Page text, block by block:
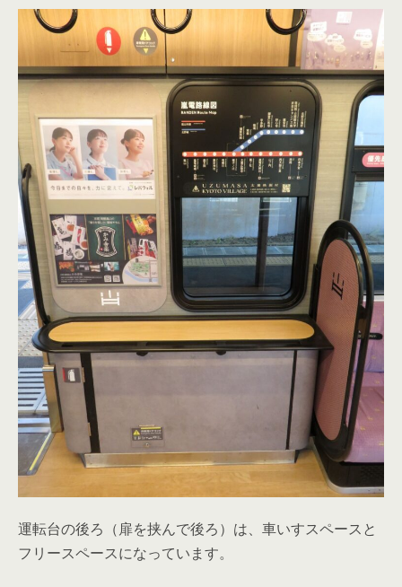
運転台の後ろ（扉を挟んで後ろ）は、車いすスペースと
フリースペースになっています。